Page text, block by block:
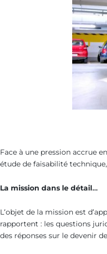
Face à une pression accrue
étude de faisabilité
La mission dans le détail…
L’objet de la mission est
rapportent : les questions
des réponses sur le devenir